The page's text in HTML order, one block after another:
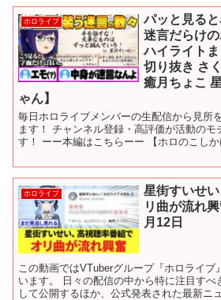
ホロライブ
パッと見る
迷言だらけ
ハイライト
切り抜き さ
癒月ちょこ
ゃん】
毎日ホロライブメンバーの生配信から見所
ます！ チャンネル登録・高評価が活動のモ
す！ ーー本編はこちらーー 【ホロのこしか
ホロライブ
星街すいせ
リ曲が流れ
月12日
この動画ではVTuberグループ『ホロライブ
います。 日々の配信の中から特に注目すべ
して公開するほか、公式発表された最新ニ